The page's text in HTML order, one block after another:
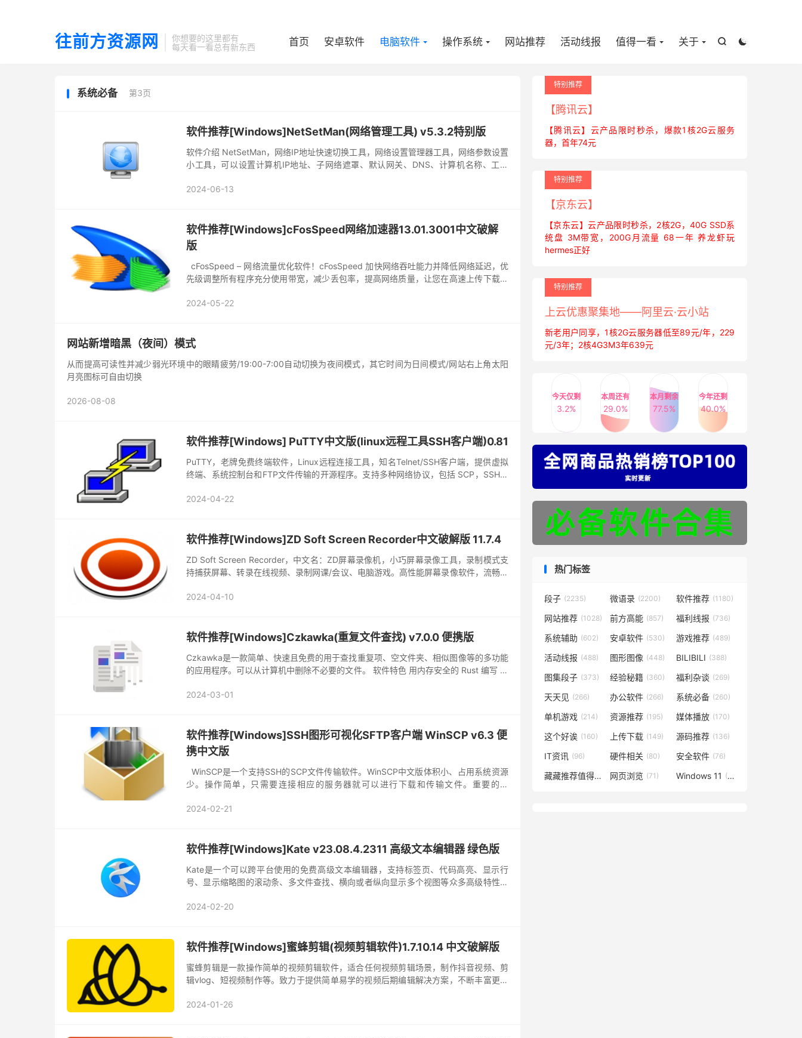
往前方资源网
你想要的这里都有
每天看一看总有新东西


首页 安卓软件 电脑软件 操作系统 网站推荐 活动线报 值得一看 关于
系统必备 第3页
软件推荐[Windows]NetSetMan(网络管理工具) v5.3.2特别版
软件介绍 NetSetMan，网络IP地址快速切换工具，网络设置管理器工具，网络参数设置
小工具，可以设置计算机IP地址、子网络遮罩、默认网关、DNS、计算机名称、工作
2024-06-13
软件推荐[Windows]cFosSpeed网络加速器13.01.3001中文破解
版
cFosSpeed – 网络流量优化软件！cFosSpeed 加快网络吞吐能力并降低网络延迟，优
先级调整所有程序充分使用带宽，减少丢包率，提高网络质量，让您在高速上传下载时
2024-05-22
网站新增暗黑（夜间）模式
从而提高可读性并减少弱光环境中的眼睛疲劳/19:00-7:00自动切换为夜间模式，其它时间为日间模式/网站右上角太阳
月亮图标可自由切换
2026-08-08
软件推荐[Windows] PuTTY中文版(linux远程工具SSH客户端)0.81
PuTTY，老牌免费终端软件，Linux远程连接工具，知名Telnet/SSH客户端，提供虚拟
终端、系统控制台和FTP文件传输的开源程序。支持多种网络协议，包括 SCP，SSH，
2024-04-22
软件推荐[Windows]ZD Soft Screen Recorder中文破解版 11.7.4
ZD Soft Screen Recorder，中文名：ZD屏幕录像机，小巧屏幕录像工具，录制模式支
持捕获屏幕、转录在线视频、录制网课/会议、电脑游戏。高性能屏幕录像软件，流畅无
2024-04-10
软件推荐[Windows]Czkawka(重复文件查找) v7.0.0 便携版
Czkawka是一款简单、快速且免费的用于查找重复项、空文件夹、相似图像等的多功能
的应用程序。可以从计算机中删除不必要的文件。 软件特色 用内存安全的 Rust 编写 惊
2024-03-01
软件推荐[Windows]SSH图形可视化SFTP客户端 WinSCP v6.3 便
携中文版
WinSCP是一个支持SSH的SCP文件传输软件。WinSCP中文版体积小、占用系统资源
少。操作简单，只需要连接相应的服务器就可以进行下载和传输文件。重要的是
2024-02-21
软件推荐[Windows]Kate v23.08.4.2311 高级文本编辑器 绿色版
Kate是一个可以跨平台使用的免费高级文本编辑器，支持标签页、代码高亮、显示行
号、显示缩略图的滚动条、多文件查找、横向或者纵向显示多个视图等众多高级特性。
缩略图的...
2024-02-20
软件推荐[Windows]蜜蜂剪辑(视频剪辑软件)1.7.10.14 中文破解版
蜜蜂剪辑是一款操作简单的视频剪辑软件，适合任何视频剪辑场景，制作抖音视频、剪
辑vlog、短视频制作等。致力于提供简单易学的视频后期编辑解决方案，不断丰富更多
2024-01-26
特别推荐
【腾讯云】
【腾讯云】云产品限时秒杀，爆款1核2G云服务
器，首年74元
特别推荐
【京东云】
【京东云】云产品限时秒杀，2核2G，40G SSD系
统盘 3M带宽，200G月流量 68一年 养龙虾玩
hermes正好
特别推荐
上云优惠聚集地——阿里云·云小站
新老用户同享，1核2G云服务器低至89元/年，229
元/3年；2核4G3M3年639元
今天仅剩
3.2%
本周还有
29.0%
本月剩余
77.5%
今年还剩
40.0%
热门标签
段子 (2235) 微语录 (2200) 软件推荐 (1180)
网站推荐 (1028) 前方高能 (857) 福利线报 (736)
系统辅助 (602) 安卓软件 (530) 游戏推荐 (489)
活动线报 (488) 图形图像 (448) BILIBILI (388)
图集段子 (373) 经验秘籍 (360) 福利杂谈 (269)
天天见 (266) 办公软件 (266) 系统必备 (260)
单机游戏 (214) 资源推荐 (195) 媒体播放 (170)
这个好诶 (160) 上传下载 (149) 源码推荐 (136)
IT资讯 (96) 硬件相关 (80) 安全软件 (76)
藏藏推荐值得一看 (73)
网页浏览 (71) Windows 11 (49)